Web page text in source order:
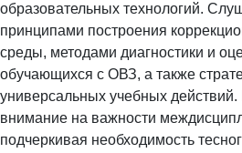
образовательных технологий.
принципами построения
среды, методами диагностики и
обучающихся с ОВЗ, а также
универсальных учебных действий.
внимание на важности
подчеркивая необходимость